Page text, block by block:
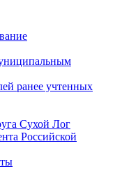
ранее учтенных
Сухой Лог
Российской